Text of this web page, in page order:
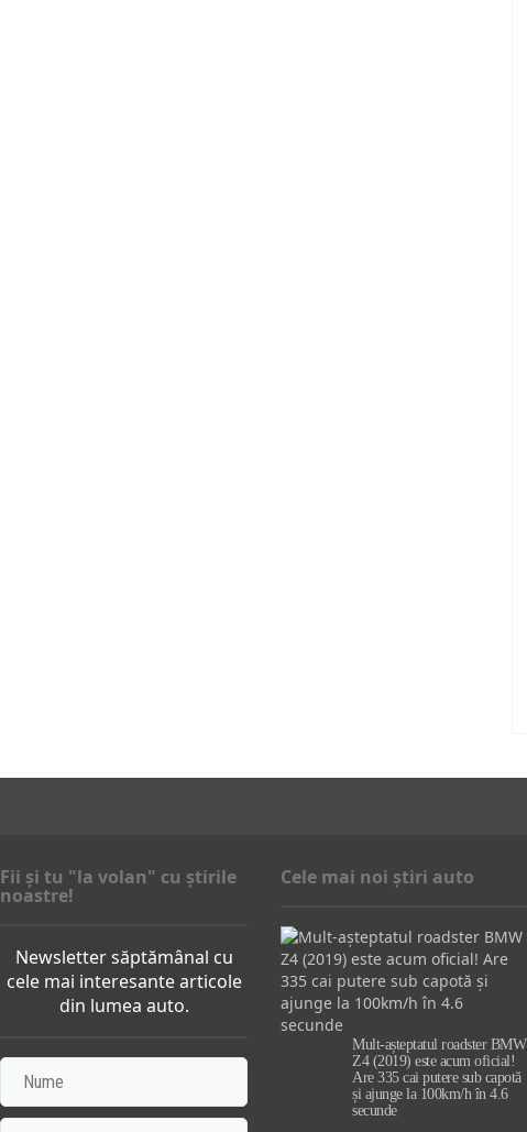
Fii şi tu "la volan" cu ştirile
noastre!
Newsletter săptămânal cu
cele mai interesante articole
din lumea auto.
Cele mai noi știri auto
Mult-așteptatul roadster BMW
Z4 (2019) este acum oficial!
Are 335 cai putere sub capotă
și ajunge la 100km/h în 4.6
secunde